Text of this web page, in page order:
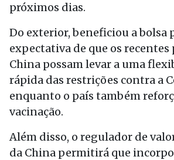
próximos dias.
Do exterior, beneficiou a bolsa
expectativa de que os
China possam levar a uma
rápida das restrições contra a
enquanto o país também
vacinação.
Além disso, o regulador de
da China permitirá que